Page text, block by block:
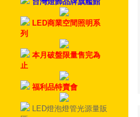
LED商業空間照明系
列
本月破盤限量售完為
止
福利品特賣會
LED燈泡燈管光源量販